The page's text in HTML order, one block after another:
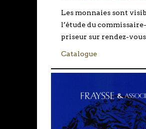
Les monnaies sont
l’étude du commissaire-
priseur sur rendez-vous
Catalogue